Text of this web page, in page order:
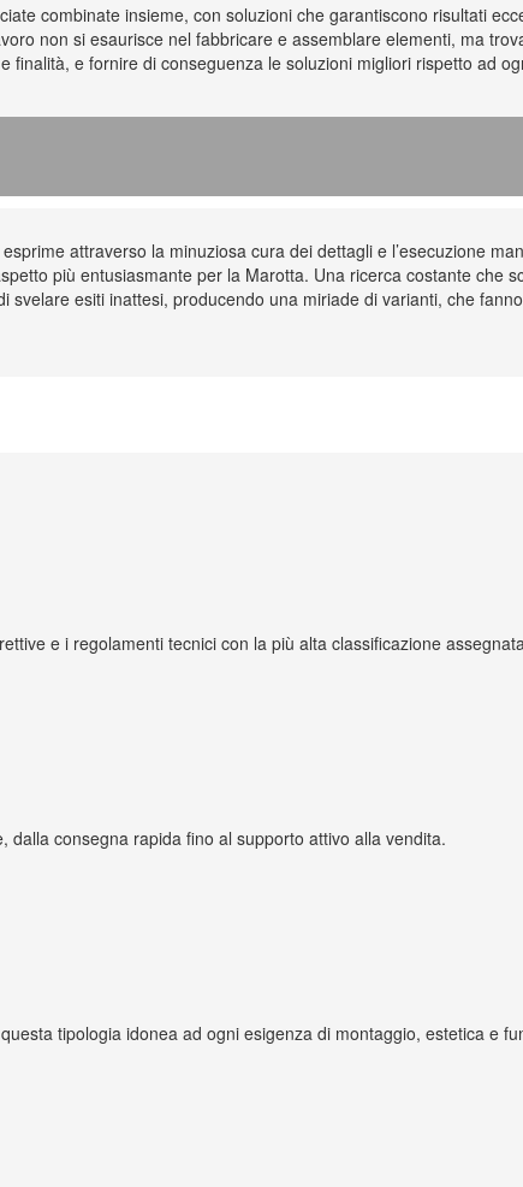
combinate insieme, con soluzioni che garantiscono risultati
non si esaurisce nel fabbricare e assemblare elementi, ma
e fornire di conseguenza le soluzioni migliori rispetto ad
attraverso la minuziosa cura dei dettagli e l’esecuzione
più entusiasmante per la Marotta. Una ricerca costante che
esiti inattesi, producendo una miriade di varianti, che
e i regolamenti tecnici con la più alta classificazione
consegna rapida fino al supporto attivo alla vendita.
tipologia idonea ad ogni esigenza di montaggio, estetica e